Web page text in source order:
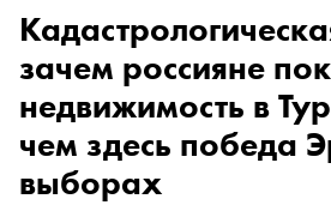
зачем россияне
недвижимость в
чем здесь победа
выборах